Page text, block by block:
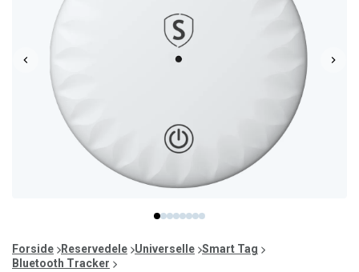
item
0
item
1
item
2
item
3
item
4
item
5
item
6
item
7
of
8
Forside Reservedele Universelle Smart Tag
Bluetooth Tracker